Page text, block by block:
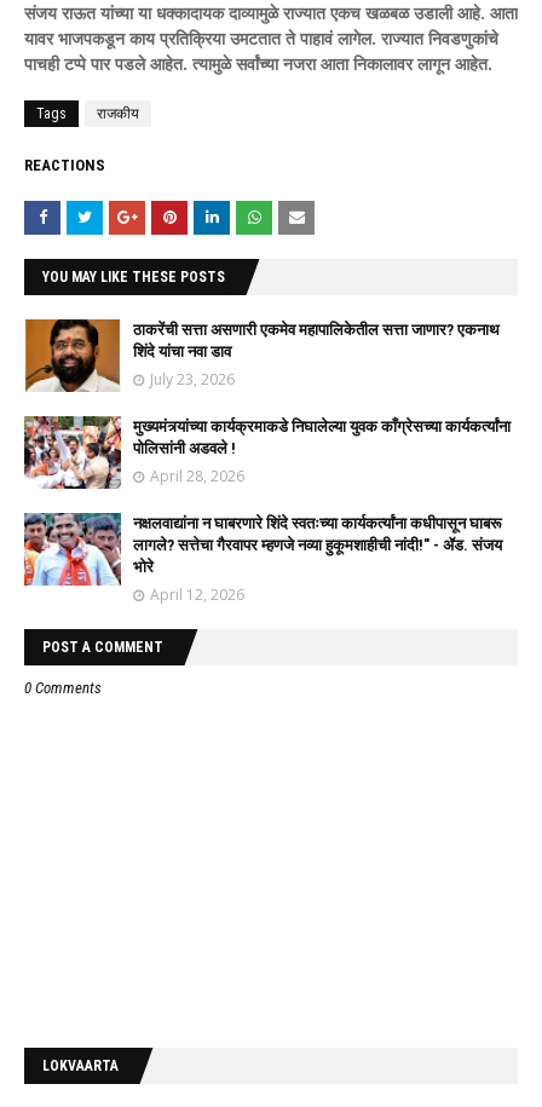
संजय राऊत यांच्या या धक्कादायक दाव्यामुळे राज्यात एकच खळबळ उडाली आहे. आता
यावर भाजपकडून काय प्रतिक्रिया उमटतात ते पाहावं लागेल. राज्यात निवडणुकांचे
पाचही टप्पे पार पडले आहेत. त्यामुळे सर्वांच्या नजरा आता निकालावर लागून आहेत.
Tags राजकीय
REACTIONS
YOU MAY LIKE THESE POSTS
ठाकरेंची सत्ता असणारी एकमेव महापालिकेतील सत्ता जाणार? एकनाथ
शिंदे यांचा नवा डाव
July 23, 2026
मुख्यमंत्र्यांच्या कार्यक्रमाकडे निघालेल्या युवक काँग्रेसच्या कार्यकर्त्यांना
पोलिसांनी अडवले !
April 28, 2026
नक्षलवाद्यांना न घाबरणारे शिंदे स्वतःच्या कार्यकर्त्यांना कधीपासून घाबरू
लागले? सत्तेचा गैरवापर म्हणजे नव्या हुकूमशाहीची नांदी!" - ॲड. संजय
भोरे
April 12, 2026
POST A COMMENT
0 Comments
LOKVAARTA